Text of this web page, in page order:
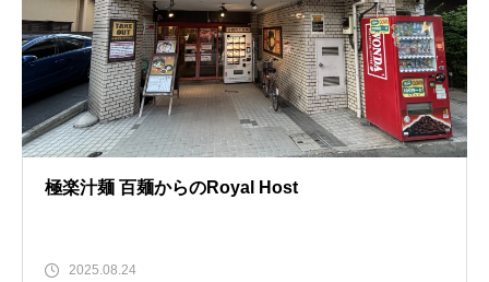
極楽汁麺 百麺からのRoyal Host
2025.08.24